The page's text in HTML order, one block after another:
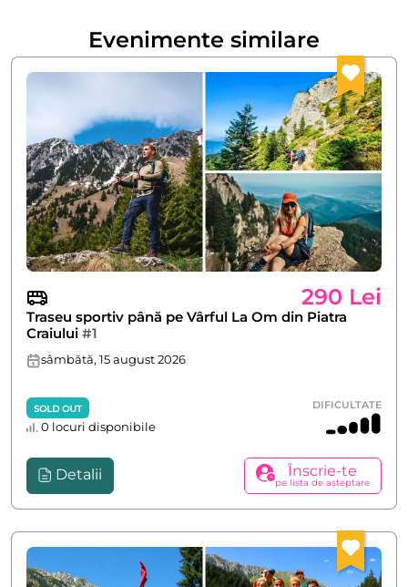
Evenimente similare
290 Lei
Traseu sportiv până pe Vârful La Om din Piatra
Craiului #1
sâmbătă, 15 august 2026
SOLD OUT
0 locuri disponibile
DIFICULTATE
Detalii Înscrie-te
pe lista de așteptare